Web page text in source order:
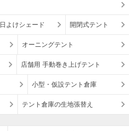
日よけシェード 開閉式テント
オーニングテント
店舗用 手動巻き上げテント
小型・仮設テント倉庫
テント倉庫の生地張替え